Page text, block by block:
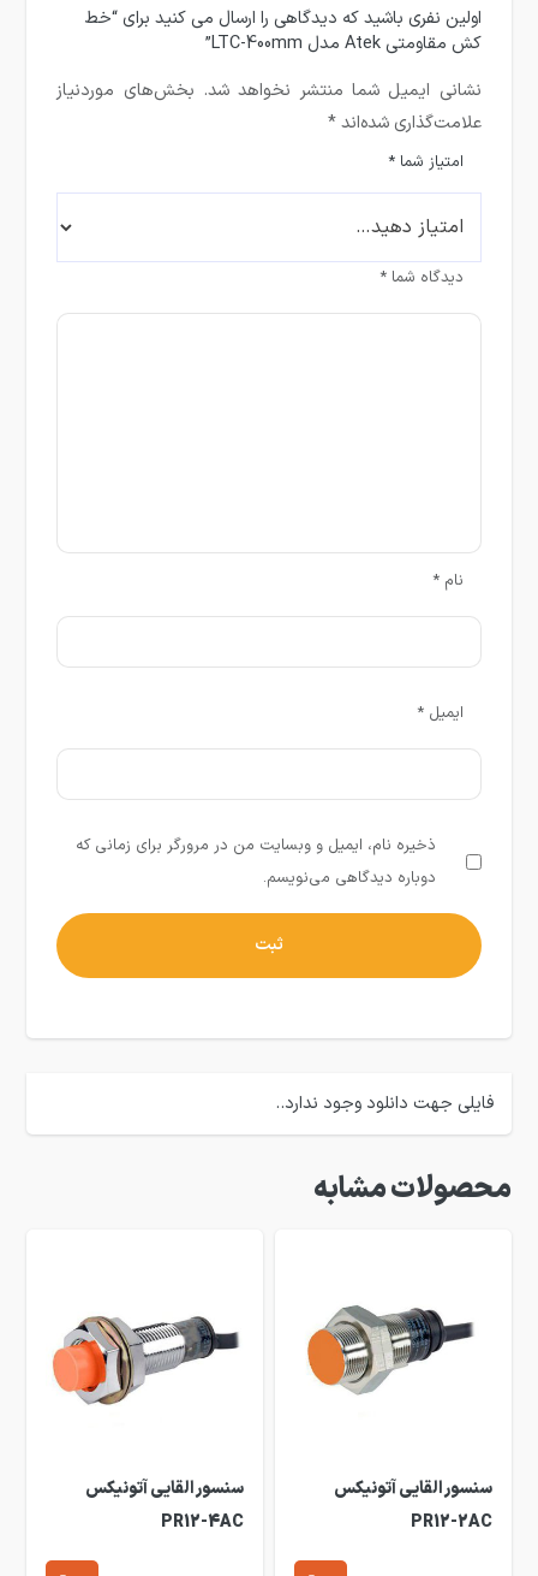
اولین نفری باشید که دیدگاهی را ارسال می کنید برای “خط
کش مقاومتی Atek مدل LTC-400mm”
نشانی ایمیل شما منتشر نخواهد شد. بخش‌های موردنیاز
علامت‌گذاری شده‌اند*
امتیاز شما*
دیدگاه شما*
نام*
ایمیل*
ذخیره نام، ایمیل و وبسایت من در مرورگر برای زمانی که
دوباره دیدگاهی می‌نویسم.
فایلی جهت دانلود وجود ندارد..
محصولات مشابه
سنسور القایی آتونیکس
PR12-2AC
سنسور القایی آتونیکس
PR12-4AC